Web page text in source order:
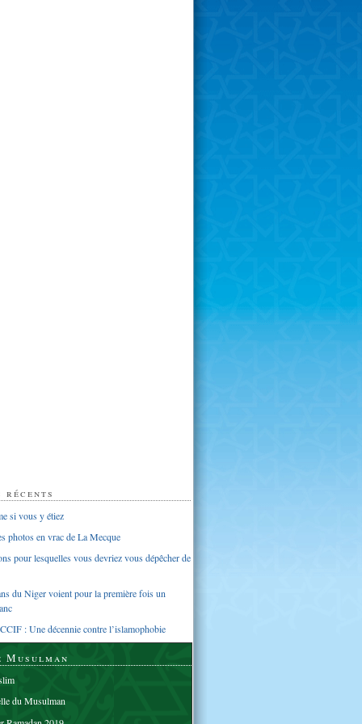
si vous y étiez
photos en vrac de La Mecque
pour lesquelles vous devriez vous dépêcher de
du Niger voient pour la première fois un
: Une décennie contre l’islamophobie
Musulman
du Musulman